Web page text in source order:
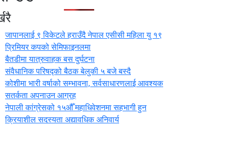
जापानलाई ९ विकेटले हराउँदै नेपाल एसीसी महिला यु १९
प्रिमियर कपको सेमिफाइनलमा
बैतडीमा यात्रुवाहक बस दुर्घटना
संवैधानिक परिषद्को बैठक बेलुकी ५ बजे बस्दै
कोशीमा भारी वर्षाको सम्भावना, सर्वसाधारणलाई आवश्यक
सतर्कता अपनाउन आग्रह
नेपाली कांग्रेसको १५औँ महाधिवेशनमा सहभागी हुन
क्रियाशील सदस्यता अद्यावधिक अनिवार्य